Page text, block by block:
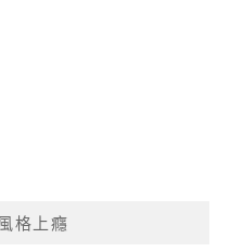
格上癮